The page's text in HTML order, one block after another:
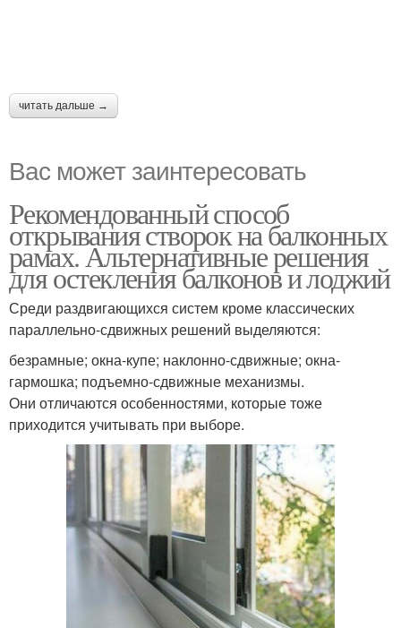
читать дальше →
Вас может заинтересовать
Рекомендованный способ
открывания створок на балконных
рамах. Альтернативные решения
для остекления балконов и лоджий
Среди раздвигающихся систем кроме классических
параллельно-сдвижных решений выделяются:
безрамные; окна-купе; наклонно-сдвижные; окна-
гармошка; подъемно-сдвижные механизмы.
Они отличаются особенностями, которые тоже
приходится учитывать при выборе.